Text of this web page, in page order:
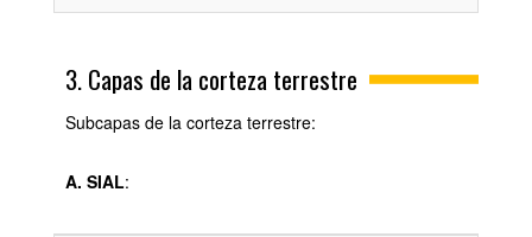
3. Capas de la corteza terrestre
Subcapas de la corteza terrestre:
A. SIAL: